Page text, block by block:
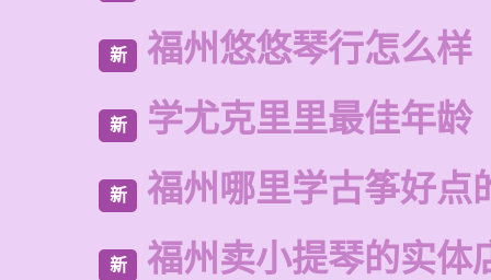
新 福州悠悠琴行怎么样
新 学尤克里里最佳年龄
新 福州哪里学古筝好点
新 福州卖小提琴的实体